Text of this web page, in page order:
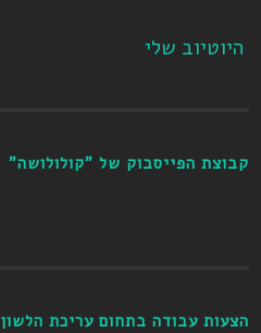
היוטיוב שלי
קבוצת הפייסבוק של "קולולושה"
הצעות עבודה בתחום עריכת הלשון